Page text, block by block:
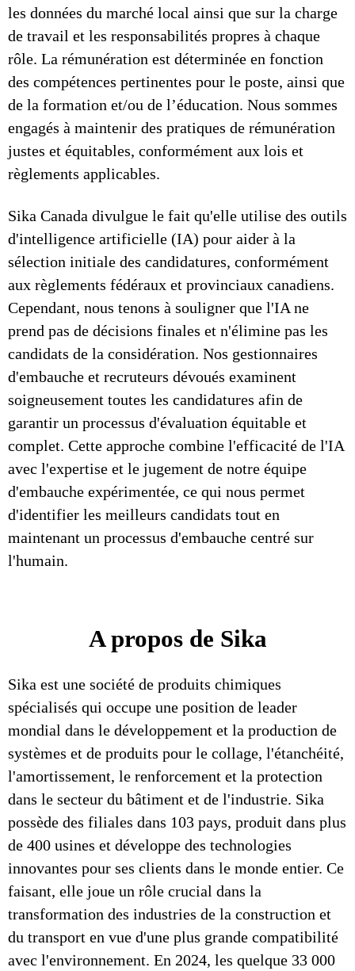
les données du marché local ainsi que sur la charge
de travail et les responsabilités propres à chaque
rôle. La rémunération est déterminée en fonction
des compétences pertinentes pour le poste, ainsi que
de la formation et/ou de l’éducation. Nous sommes
engagés à maintenir des pratiques de rémunération
justes et équitables, conformément aux lois et
règlements applicables.
Sika Canada divulgue le fait qu'elle utilise des outils
d'intelligence artificielle (IA) pour aider à la
sélection initiale des candidatures, conformément
aux règlements fédéraux et provinciaux canadiens.
Cependant, nous tenons à souligner que l'IA ne
prend pas de décisions finales et n'élimine pas les
candidats de la considération. Nos gestionnaires
d'embauche et recruteurs dévoués examinent
soigneusement toutes les candidatures afin de
garantir un processus d'évaluation équitable et
complet. Cette approche combine l'efficacité de l'IA
avec l'expertise et le jugement de notre équipe
d'embauche expérimentée, ce qui nous permet
d'identifier les meilleurs candidats tout en
maintenant un processus d'embauche centré sur
l'humain.
A propos de Sika
Sika est une société de produits chimiques
spécialisés qui occupe une position de leader
mondial dans le développement et la production de
systèmes et de produits pour le collage, l'étanchéité,
l'amortissement, le renforcement et la protection
dans le secteur du bâtiment et de l'industrie. Sika
possède des filiales dans 103 pays, produit dans plus
de 400 usines et développe des technologies
innovantes pour ses clients dans le monde entier. Ce
faisant, elle joue un rôle crucial dans la
transformation des industries de la construction et
du transport en vue d'une plus grande compatibilité
avec l'environnement. En 2024, les quelque 33 000